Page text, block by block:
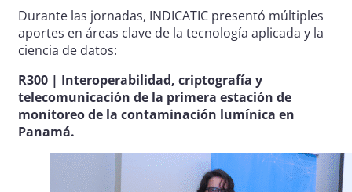
Durante las jornadas, INDICATIC presentó múltiples
aportes en áreas clave de la tecnología aplicada y la
ciencia de datos:
R300 | Interoperabilidad, criptografía y
telecomunicación de la primera estación de
monitoreo de la contaminación lumínica en
Panamá.